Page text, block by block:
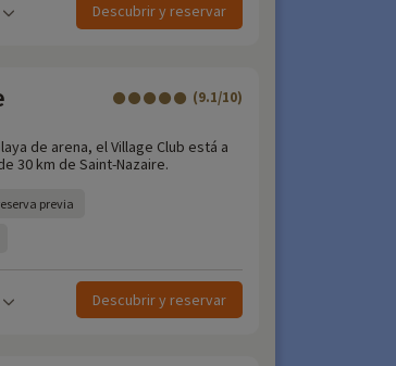
Descubrir y reservar
(9.1/10)
de arena, el Village Club está a
30 km de Saint-Nazaire.
previa
Descubrir y reservar